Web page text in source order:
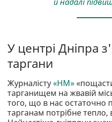
У центрі Дніпра
таргани
Журналісту«НМ»
тарганищем на жвавій
того, що в нас остаточно
тарганам потрібне тепло,